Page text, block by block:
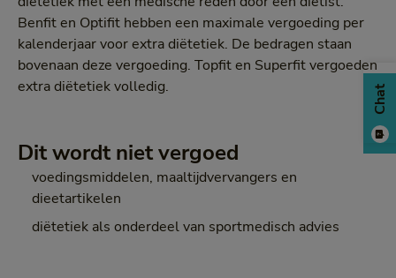
Benfit en Optifit hebben een maximale vergoeding per
kalenderjaar voor extra diëtetiek. De bedragen staan
bovenaan deze vergoeding. Topfit en Superfit vergoeden
extra diëtetiek volledig.
Dit wordt niet vergoed
voedingsmiddelen, maaltijdvervangers en
dieetartikelen
diëtetiek als onderdeel van sportmedisch advies
Chat